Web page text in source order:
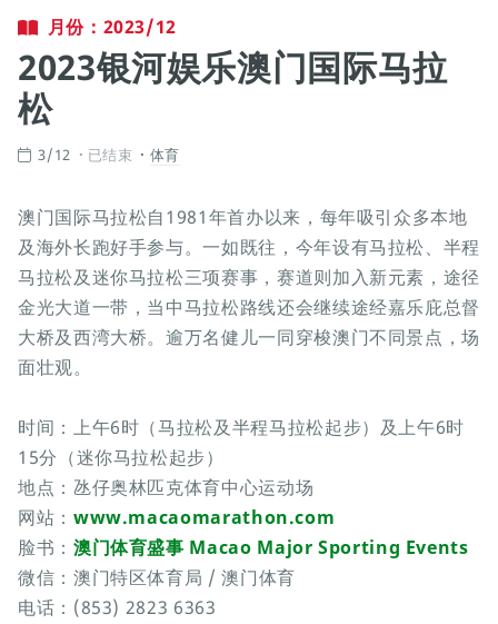
月份：2023/12
2023银河娱乐澳门国际马拉
松
3/12 已结束 体育
澳门国际马拉松自1981年首办以来，每年吸引众多本地
及海外长跑好手参与。一如既往，今年设有马拉松、半程
马拉松及迷你马拉松三项赛事，赛道则加入新元素，途径
金光大道一带，当中马拉松路线还会继续途经嘉乐庇总督
大桥及西湾大桥。逾万名健儿一同穿梭澳门不同景点，场
面壮观。
时间：上午6时（马拉松及半程马拉松起步）及上午6时
15分（迷你马拉松起步）
地点：氹仔奥林匹克体育中心运动场
网站： www.macaomarathon.com
脸书： 澳门体育盛事 Macao Major Sporting Events
微信：澳门特区体育局 / 澳门体育
电话：(853) 2823 6363